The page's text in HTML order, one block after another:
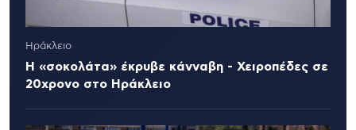
Ηράκλειο
Η «σοκολάτα» έκρυβε κάνναβη - Χειροπέδες σε
20χρονο στο Ηράκλειο